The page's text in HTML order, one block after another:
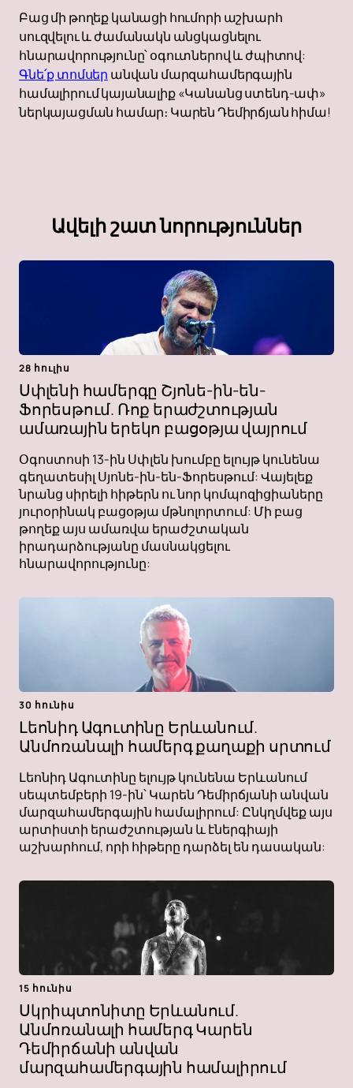
Բաց մի թողեք կանացի հումորի աշխարհ
սուզվելու և ժամանակն անցկացնելու
հնարավորությունը՝ օգուտներով և ժպիտով:
Գնե՛ք տոմսեր անվան մարզահամերգային
համալիրում կայանալիք «Կանանց ստենդ-ափ»
ներկայացման համար։ Կարեն Դեմիրճյան հիմա!
Ավելի շատ նորություններ
28 հուլիս
Սփլենի համերգը Շյոնե-ին-են-
Ֆորեսթում. Ռոք երաժշտության
ամառային երեկո բացօթյա վայրում
Օգոստոսի 13-ին Սփլեն խումբը ելույթ կունենա
գեղատեսիլ Սյոնե-ին-են-Ֆորեսթում: Վայելեք
նրանց սիրելի հիթերն ու նոր կոմպոզիցիաները
յուրօրինակ բացօթյա մթնոլորտում: Մի բաց
թողեք այս ամառվա երաժշտական ​​​​
իրադարձությանը մասնակցելու
հնարավորությունը:
30 հունիս
Լեոնիդ Ագուտինը Երևանում.
Անմոռանալի համերգ քաղաքի սրտում
Լեոնիդ Ագուտինը ելույթ կունենա Երևանում
սեպտեմբերի 19-ին՝ Կարեն Դեմիրճյանի անվան
մարզահամերգային համալիրում: Ընկղմվեք այս
արտիստի երաժշտության և էներգիայի
աշխարհում, որի հիթերը դարձել են դասական:
15 հունիս
Սկրիպտոնիտը Երևանում.
Անմոռանալի համերգ Կարեն
Դեմիրճանի անվան
մարզահամերգային համալիրում